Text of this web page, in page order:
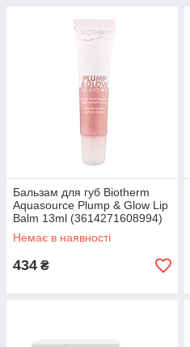
Бальзам для губ Biotherm
Aquasource Plump & Glow Lip
Balm 13ml (3614271608994)
Немає в наявності
434 ₴